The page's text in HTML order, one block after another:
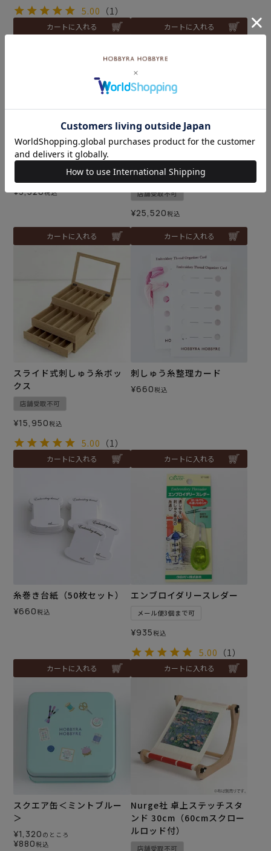
5.00 （1）
カートに入れる カートに入れる
フレーム（48×40cm）用ア
¥3,520税込
カートに入れる
スライド式刺しゅう糸ボッ
クスセット
店舗受取不可
¥25,520税込
カートに入れる
スライド式刺しゅう糸ボッ
クス
店舗受取不可
¥15,950税込
5.00 （1）
カートに入れる
刺しゅう糸整理カード
¥660税込
カートに入れる
糸巻き台紙（50枚セット）
¥660税込
カートに入れる
エンブロイダリースレダー
メール便3個まで可
¥935税込
5.00 （1）
カートに入れる
スクエア缶＜ミントブルー
＞
¥1,320 のところ
¥880税込
Nurge社 卓上ステッチスタ
ンド 30cm（60cmスクロー
ルロッド付）
店舗受取不可